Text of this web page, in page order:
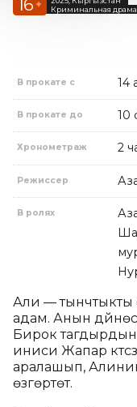
16 +
Криминальная драма
В прокате с 14
В прокате до 10
Хронометраж 2
Режиссер
В ролях
Али — тынчтыкты
адам. Анын
Бирок
иниси Жапар
аралашып,
өзгөртөт.